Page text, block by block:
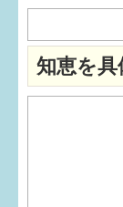
知恵を具
子育てカ
妊娠